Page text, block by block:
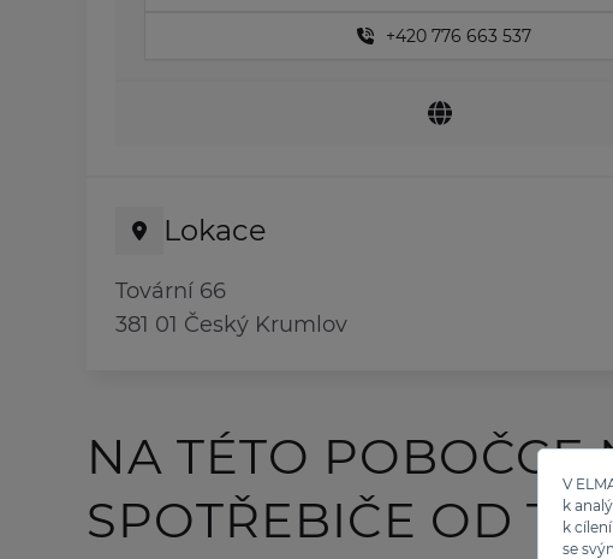
V
k
k
se
+420 776 663 537
Lokace
Tovární 66
381 01 Český Krumlov
NA TÉTO POBOČCE
SPOTŘEBIČE OD